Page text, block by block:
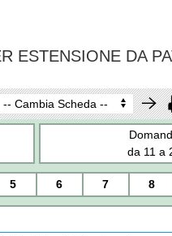
ESTENSIONE DA
da 11 a
5 6 7 8